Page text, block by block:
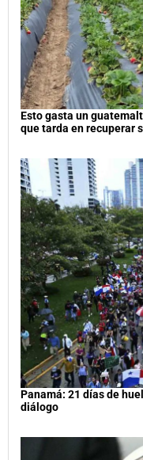
Esto gasta un
que tarda en recuperar
Panamá: 21 días de
diálogo